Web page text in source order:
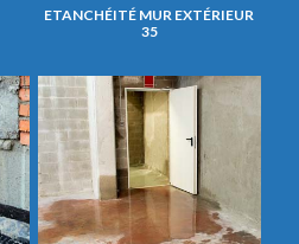
ETANCHÉITÉ MUR EXTÉRIEUR
35